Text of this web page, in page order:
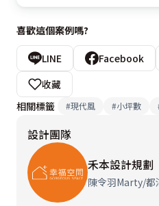
喜歡這個案例嗎?
LINE Facebook
收藏
相關標籤
#現代風 #小坪數
設計團隊
禾本設計規劃
陳令羽Marty/都